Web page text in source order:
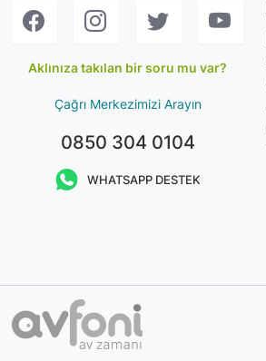
Aklınıza takılan bir soru mu var?
Çağrı Merkezimizi Arayın
0850 304 0104
WHATSAPP DESTEK